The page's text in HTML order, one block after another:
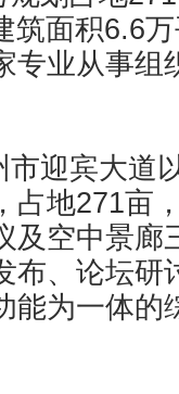
筑面积6.6
专业从事组
迎宾大道
占地271亩
及空中景廊
布、论坛研
能为一体的